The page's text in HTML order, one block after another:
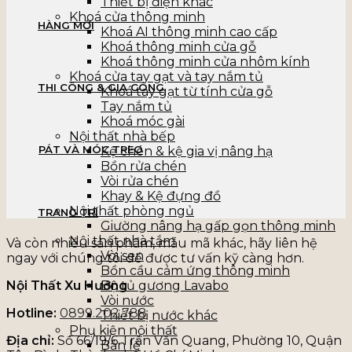
Khoá cửa thông minh
Khoá AI thông minh cao cấp
Khoá thông minh cửa gỗ
Khoá thông minh cửa nhôm kính
Khoá cửa tay gạt và tay nắm tủ
Khoá tay gạt từ tính cửa gỗ
Tay nắm tủ
Khoá móc gài
Nội thất nhà bếp
Kệ chén & kệ gia vị nâng hạ
Bồn rửa chén
Vòi rửa chén
Khay & Kệ đựng đồ
Nội thất phòng ngủ
Giường nâng hạ gấp gọn thông minh
Nội thất nhà tắm
Vòi sen
Bồn cầu cảm ứng thông minh
Bộ tủ gương Lavabo
Vòi nước
Thiết bị nước khác
Phụ kiện nội thất
Bản lề
HÀNG MỚI
THI CÔNG & GIA CÔNG
PÁT VÀ MÓC TREO
TRANG TRÍ
Và còn nhiều sản phẩm, mẫu mã khác, hãy liên hệ
ngay với chúng tôi để được tư vấn kỹ càng hơn.
Nội Thất Xu Hướng
Hotline: 0899.202.788
Địa chỉ: Số 66/19/6 Trần Văn Quang, Phường 10, Quận